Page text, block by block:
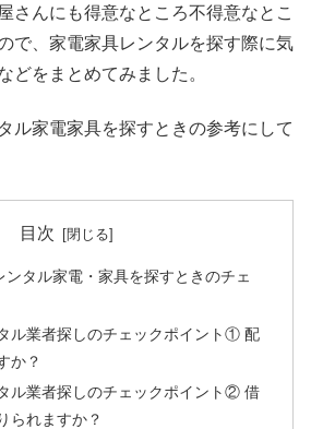
さんにも得意なところ不得意なとこ
で、家電家具レンタルを探す際に気
どをまとめてみました。
ル家電家具を探すときの参考にして
目次
ンタル家電・家具を探すときのチェ
ル業者探しのチェックポイント① 配
か？
ル業者探しのチェックポイント② 借
られますか？